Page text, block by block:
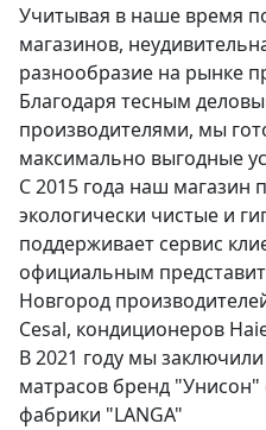
Учитывая в наше время
магазинов,
разнообразие на рынке
Благодаря тесным
производителями, мы
максимально выгодные
С 2015 года наш магазин
экологически чистые и
поддерживает сервис
официальным
Новгород
Cesal, кондиционеров
В 2021 году мы
матрасов бренд
фабрики "LANGA"